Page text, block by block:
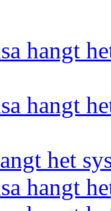
hangt
hangt
het
hangt